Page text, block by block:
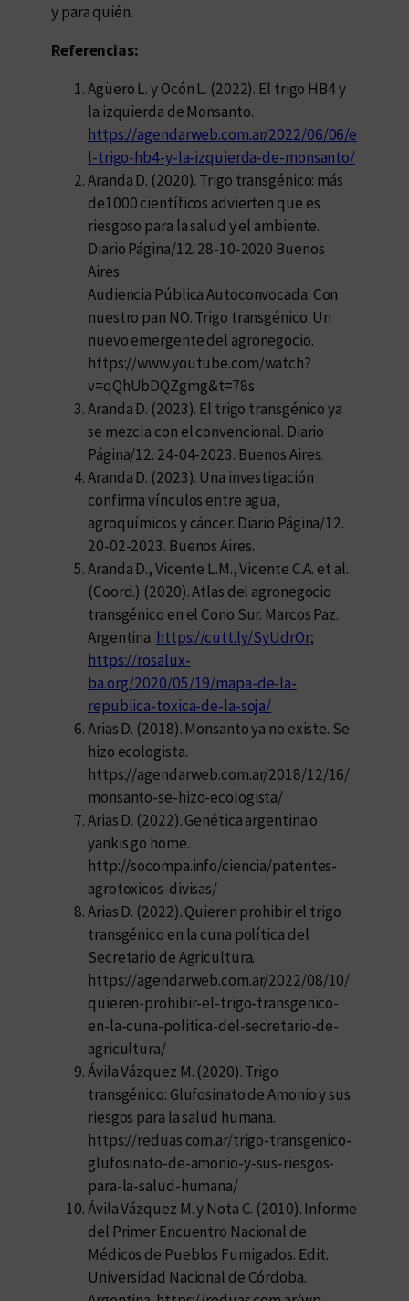
y para quién.
Referencias:
Agüero L. y Ocón L. (2022). El trigo HB4 y
la izquierda de Monsanto.
https://agendarweb.com.ar/2022/06/06/e
l-trigo-hb4-y-la-izquierda-de-monsanto/
Aranda D. (2020). Trigo transgénico: más
de1000 científicos advierten que es
riesgoso para la salud y el ambiente.
Diario Página/12. 28-10-2020 Buenos
Aires.
Audiencia Pública Autoconvocada: Con
nuestro pan NO. Trigo transgénico. Un
nuevo emergente del agronegocio.
https://www.youtube.com/watch?
v=qQhUbDQZgmg&t=78s
Aranda D. (2023). El trigo transgénico ya
se mezcla con el convencional. Diario
Página/12. 24-04-2023. Buenos Aires.
Aranda D. (2023). Una investigación
confirma vínculos entre agua,
agroquímicos y cáncer. Diario Página/12.
20-02-2023. Buenos Aires.
Aranda D., Vicente L.M., Vicente C.A. et al.
(Coord.) (2020). Atlas del agronegocio
transgénico en el Cono Sur. Marcos Paz.
Argentina. https://cutt.ly/SyUdrOr;
https://rosalux-
ba.org/2020/05/19/mapa-de-la-
republica-toxica-de-la-soja/
Arias D. (2018). Monsanto ya no existe. Se
hizo ecologista.
https://agendarweb.com.ar/2018/12/16/
monsanto-se-hizo-ecologista/
Arias D. (2022). Genética argentina o
yankis go home.
http://socompa.info/ciencia/patentes-
agrotoxicos-divisas/
Arias D. (2022). Quieren prohibir el trigo
transgénico en la cuna política del
Secretario de Agricultura.
https://agendarweb.com.ar/2022/08/10/
quieren-prohibir-el-trigo-transgenico-
en-la-cuna-politica-del-secretario-de-
agricultura/
Ávila Vázquez M. (2020). Trigo
transgénico: Glufosinato de Amonio y sus
riesgos para la salud humana.
https://reduas.com.ar/trigo-transgenico-
glufosinato-de-amonio-y-sus-riesgos-
para-la-salud-humana/
Ávila Vázquez M. y Nota C. (2010). Informe
del Primer Encuentro Nacional de
Médicos de Pueblos Fumigados. Edit.
Universidad Nacional de Córdoba.